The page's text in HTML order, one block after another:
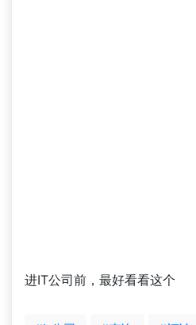
进IT公司前，最好看看这个